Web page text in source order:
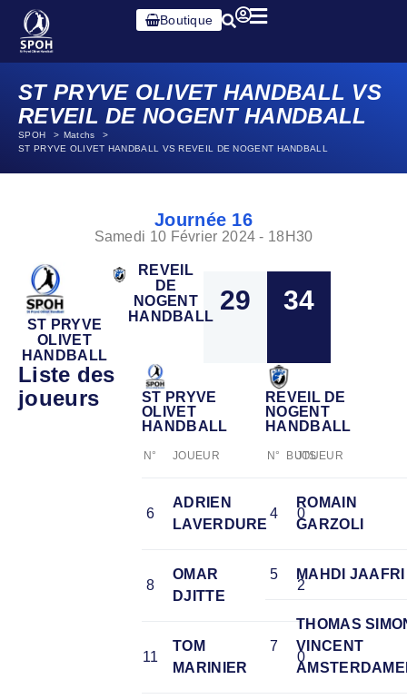
Boutique
ST PRYVE OLIVET HANDBALL VS
REVEIL DE NOGENT HANDBALL
SPOH
Matchs
ST PRYVE OLIVET HANDBALL VS REVEIL DE NOGENT HANDBALL
Journée 16
Samedi 10 Février 2024 - 18H30
ST PRYVE
OLIVET
HANDBALL
29 34
REVEIL
DE
NOGENT
HANDBALL
Liste des
joueurs
ST PRYVE
OLIVET
HANDBALL
N° JOUEUR BUTS
6
ADRIEN
LAVERDURE
0
8
OMAR
DJITTE
2
11
TOM
MARINIER
0
REVEIL DE
NOGENT
HANDBALL
N° JOUEUR
4
ROMAIN
GARZOLI
5 MAHDI JAAFRI
7
THOMAS
VINCENT